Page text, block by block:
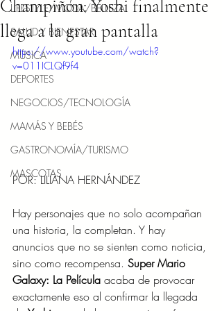
LIFESTYLE/MODA/BELLEZA
SALUD Y BIENESTAR
MÚSICA
DEPORTES
NEGOCIOS/TECNOLOGÍA
MAMÁS Y BEBÉS
GASTRONOMÍA/TURISMO
MASCOTAS
Champiñón: Yoshi finalmente
llega a la gran pantalla
https://www.youtube.com/watch?
v=011ICLQf9f4
POR: LILIANA HERNÁNDEZ
Hay personajes que no solo acompañan
una historia, la completan. Y hay
anuncios que no se sienten como noticia,
sino como recompensa. Super Mario
Galaxy: La Película acaba de provocar
exactamente eso al confirmar la llegada